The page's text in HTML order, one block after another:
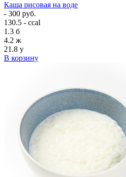
Каша рисовая на воде
- 300 руб.
130.5 - ccal
1.3 б
4.2 ж
21.8 у
В корзину